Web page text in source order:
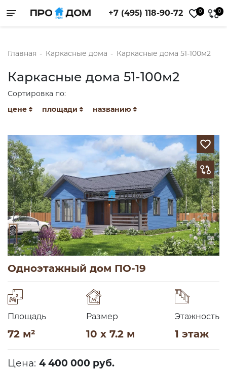
Toggle navigation +7 (495) 118-90-72 0 0
Главная - Каркасные дома - Каркасные дома 51-100м2
Каркасные дома 51-100м2
Сортировка по:
цене
площади названию
Одноэтажный дом ПО-19
Площадь
72 м²
Размер
10 x 7.2 м
Этажность
1 этаж
Цена: 4 400 000 руб.